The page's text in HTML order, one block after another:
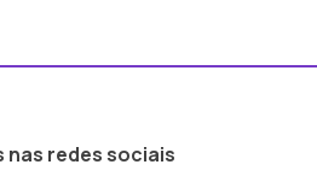
nas redes sociais